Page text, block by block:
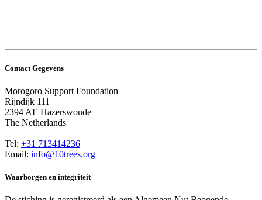
Contact Gegevens
Morogoro Support Foundation
Rijndijk 111
2394 AE Hazerswoude
The Netherlands
Tel: +31 713414236
Email: info@10trees.org
Waarborgen en integriteit